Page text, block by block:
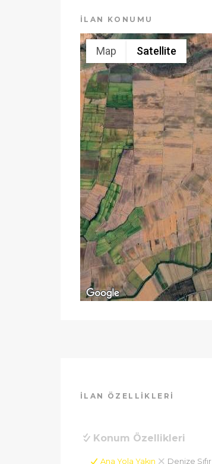
İLAN KONUMU
Map Satellite
İLAN ÖZELLIKLERI
Konum Özellikleri
Ana Yola Yakın Denize Sıfır